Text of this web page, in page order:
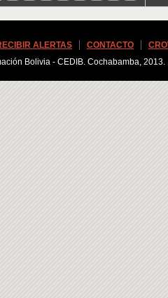
ALERTAS CONTACTO
Bolivia - CEDIB. Cochabamba, 2013.